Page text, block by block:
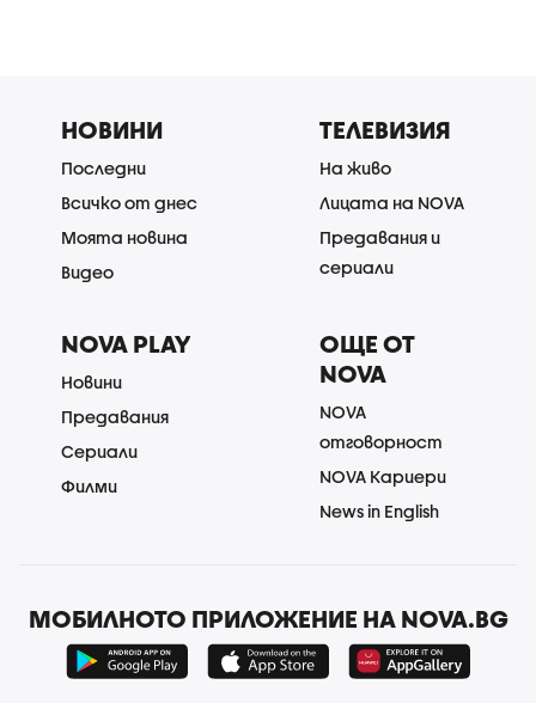
НОВИНИ
Последни
Всичко от днес
Моята новина
Видео
ТЕЛЕВИЗИЯ
На живо
Лицата на NOVA
Предавания и
сериали
NOVA PLAY
Новини
Предавания
Сериали
Филми
ОЩЕ ОТ
NOVA
NOVA
отговорност
NOVA Кариери
News in English
МОБИЛНОТО ПРИЛОЖЕНИЕ НА NOVA.BG